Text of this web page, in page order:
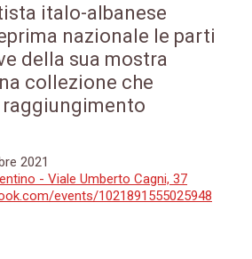
italo-albanese
nazionale le parti
della sua mostra
collezione che
2021
- Viale Umberto Cagni, 37
events/1021891555025948